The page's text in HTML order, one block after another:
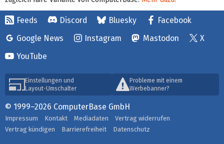
Feeds Discord Bluesky
Facebook
Google News
Instagram Mastodon
X
YouTube
Einstellungen und
Layout-Umschalter
Probleme mit einem
Werbebanner?
© 1999–2026 ComputerBase GmbH
Impressum Kontakt Mediadaten
Vertrag widerrufen
Vertrag kündigen
Barrierefreiheit Datenschutz